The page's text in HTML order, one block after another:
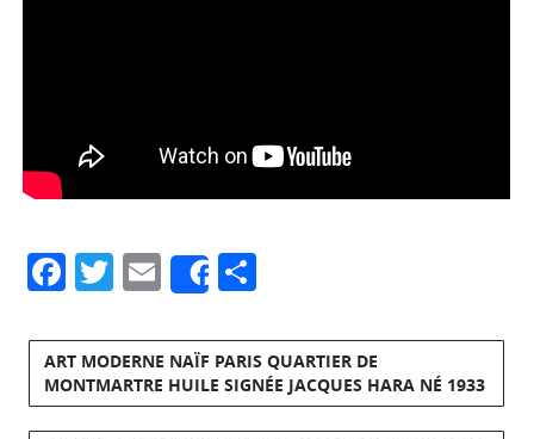
Facebook
Twitter
Email
Share
ART MODERNE NAÏF PARIS QUARTIER DE
MONTMARTRE HUILE SIGNÉE JACQUES HARA NÉ 1933